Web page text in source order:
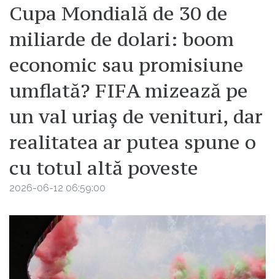
Cupa Mondială de 30 de
miliarde de dolari: boom
economic sau promisiune
umflată? FIFA mizează pe
un val uriaș de venituri, dar
realitatea ar putea spune o
cu totul altă poveste
2026-06-12 06:59:00